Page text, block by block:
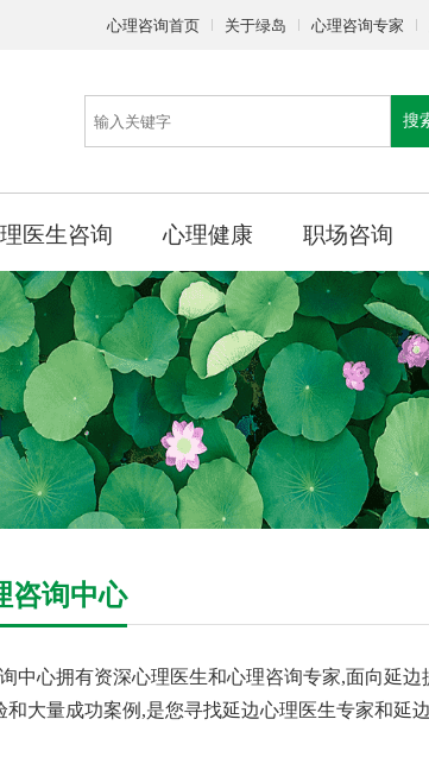
心理咨询首页 关于绿岛 心理咨询专家
搜
医生咨询 心理健康 职场咨询
咨询中心
中心拥有资深心理医生和心理咨询专家,面向延
大量成功案例,是您寻找延边心理医生专家和延